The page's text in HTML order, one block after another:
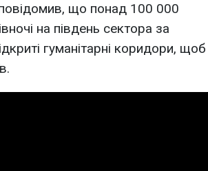
що понад 100 000
на південь сектора за
гуманітарні коридори, щоб